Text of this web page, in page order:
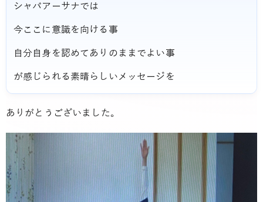
シャバアーサナでは
今ここに意識を向ける事
自分自身を認めてありのままでよい事
が感じられる素晴らしいメッセージを
ありがとうございました。